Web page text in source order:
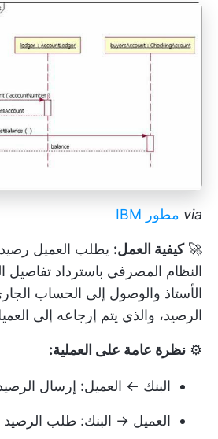
via مطور IBM
🚀كيفية العمل: يطلب العميل
النظام المصرفي باسترداد
الأستاذ والوصول إلى الحساب
الرصيد، والذي يتم إرجاعه إلى
⚙️ نظرة عامة على العملية:
البنك ← العميل: إرسال
العميل → البنك: طلب الرصيد